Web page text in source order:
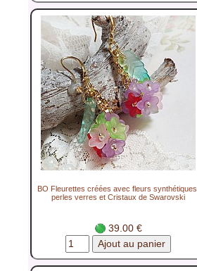
BO Fleurettes créées avec fleurs synthétiques,
perles verres et Cristaux de Swarovski
39.00 €